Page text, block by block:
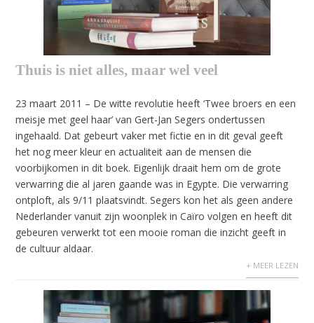
Thuis is niet alles, maar wel veel
23 maart 2011 – De witte revolutie heeft ‘Twee broers en een
meisje met geel haar’ van Gert-Jan Segers ondertussen
ingehaald. Dat gebeurt vaker met fictie en in dit geval geeft
het nog meer kleur en actualiteit aan de mensen die
voorbijkomen in dit boek. Eigenlijk draait hem om de grote
verwarring die al jaren gaande was in Egypte. Die verwarring
ontploft, als 9/11 plaatsvindt. Segers kon het als geen andere
Nederlander vanuit zijn woonplek in Caïro volgen en heeft dit
gebeuren verwerkt tot een mooie roman die inzicht geeft in
de cultuur aldaar.
+ MEER LEZEN